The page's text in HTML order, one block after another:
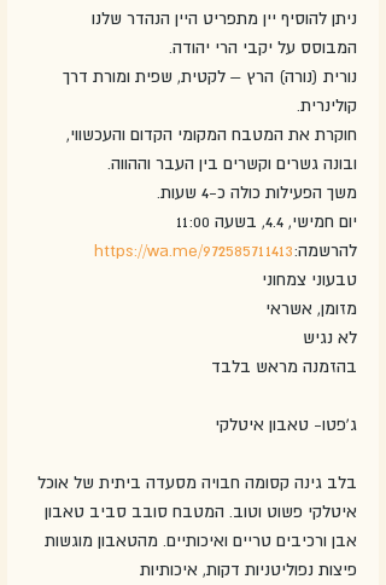
ניתן להוסיף יין מתפריט היין הנהדר שלנו
המבוסס על יקבי הרי יהודה.
נורית (נורה) הרץ – לקטית, שפית ומורת דרך
קולינרית.
חוקרת את המטבח המקומי הקדום והעכשווי,
ובונה גשרים וקשרים בין העבר וההווה.
משך הפעילות כולה כ-4 שעות.
יום חמישי, 4.4, בשעה 11:00
להרשמה:https://wa.me/972585711413
טבעוני צמחוני
מזומן, אשראי
לא נגיש
בהזמנה מראש בלבד
ג'פטו- טאבון איטלקי
בלב גינה קסומה חבויה מסעדה ביתית של אוכל
איטלקי פשוט וטוב. המטבח סובב סביב טאבון
אבן ורכיבים טריים ואיכותיים. מהטאבון מוגשות
פיצות נפוליטניות דקות, איכותיות